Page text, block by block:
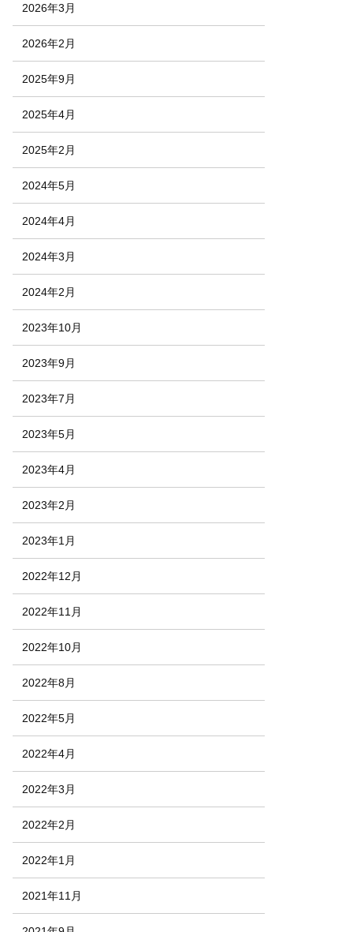
2026年3月
2026年2月
2025年9月
2025年4月
2025年2月
2024年5月
2024年4月
2024年3月
2024年2月
2023年10月
2023年9月
2023年7月
2023年5月
2023年4月
2023年2月
2023年1月
2022年12月
2022年11月
2022年10月
2022年8月
2022年5月
2022年4月
2022年3月
2022年2月
2022年1月
2021年11月